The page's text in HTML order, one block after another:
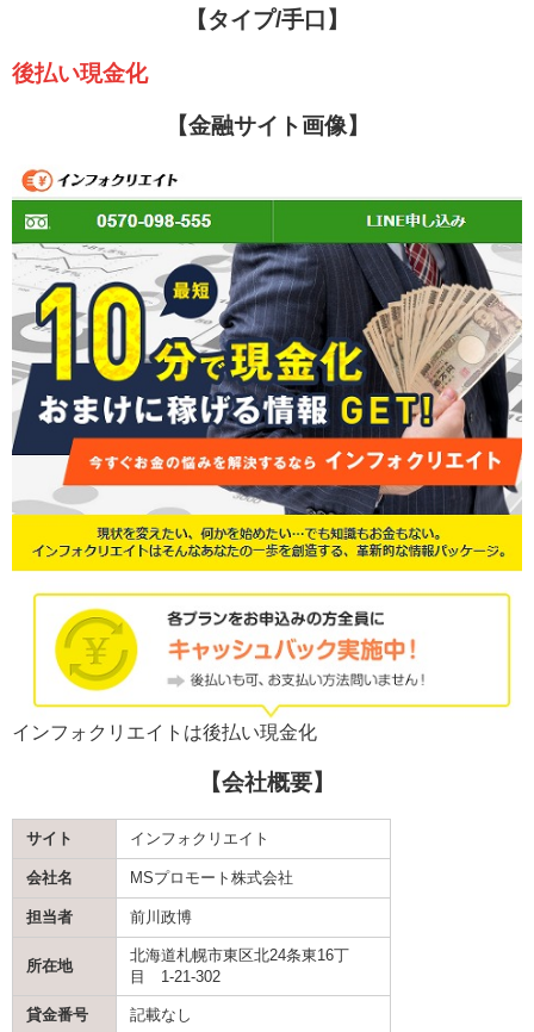
【タイプ/手口】
後払い現金化
【金融サイト画像】
インフォクリエイトは後払い現金化
【会社概要】
サイト インフォクリエイト
会社名 MSプロモート株式会社
担当者 前川政博
所在地
北海道札幌市東区北24条東16丁
目 1-21-302
貸金番号 記載なし